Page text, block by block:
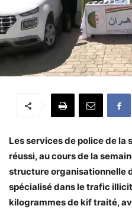
Les services de police de la
réussi, au cours de la
structure organisationnelle
spécialisé dans le trafic
kilogrammes de kif traité,